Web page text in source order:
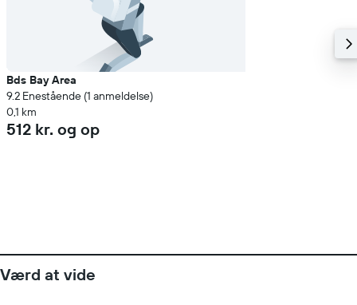
Bds Bay Area
9.2 Enestående (1 anmeldelse)
0,1 km
512 kr. og op
Værd at vide